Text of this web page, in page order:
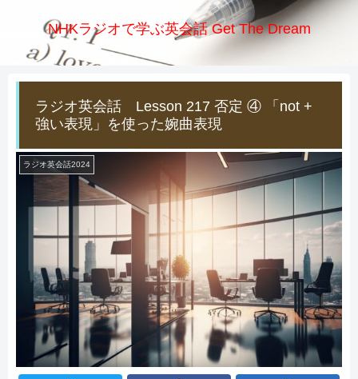
NHKラジオで学ぶ英会話 Get The Dream
ラジオ英会話 Lesson 217 否定 ④ 「not +
強い表現」を使った婉曲表現
ラジオ英会話2024